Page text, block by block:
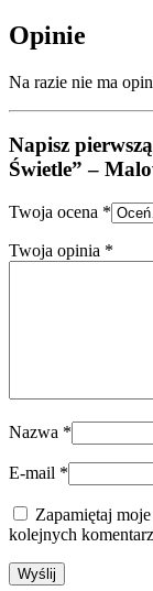
Opinie
Na razie nie ma
Napisz
Świetle” –
Twoja ocena *
Twoja opinia *
Nazwa *
E-mail *
Zapamiętaj
kolejnych